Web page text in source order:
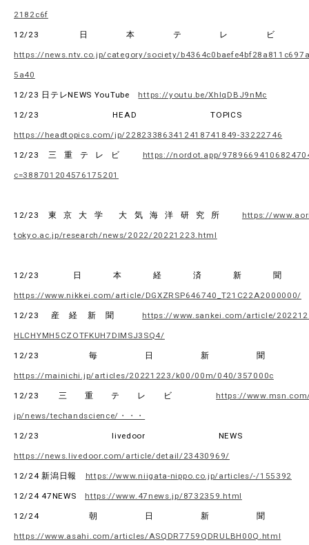
2182c6f
12/23 日本テレ
https://news.ntv.co.jp/category/society/
5a40
12/23 日テレNEWS YouTube https://youtu.be/XhIqDBJ9nMc
12/23 HEAD
https://headtopics.com/jp/228233863412418741849-33222746
12/23 三重テレビ https://nordot.app/
c=388701204576175201
12/23 東京大学 大気海洋研究所 https://
tokyo.ac.jp/research/news/2022/20221223.html
12/23 日本経済新
https://www.nikkei.com/article/DGXZRSP646740_T21C22A2000000/
12/23 産経新聞 https://www.sankei.com/article/
HLCHYMH5CZOTFKUH7DIMSJ3SQ4/
12/23 毎日新
https://mainichi.jp/articles/20221223/k00/00m/040/357000c
12/23 三重テレビ https://
jp/news/techandscience/・・・
12/23 livedoor
https://news.livedoor.com/article/detail/23430969/
12/24 新潟日報 https://www.niigata-nippo.co.jp/articles/-/155392
12/24 47NEWS https://www.47news.jp/8732359.html
12/24 朝日新
https://www.asahi.com/articles/ASQDR7759QDRULBH00Q.html